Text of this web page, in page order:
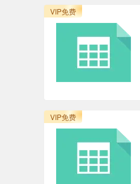
VIP免费
VIP免费